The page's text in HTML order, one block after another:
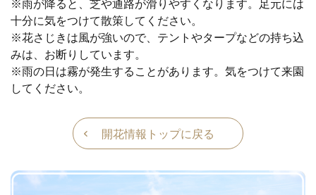
※雨が降ると、芝や通路が滑りやすくなります。足元には
十分に気をつけて散策してください。
※花さじきは風が強いので、テントやタープなどの持ち込
みは、お断りしています。
※雨の日は霧が発生することがあります。気をつけて来園
してください。
開花情報トップに戻る